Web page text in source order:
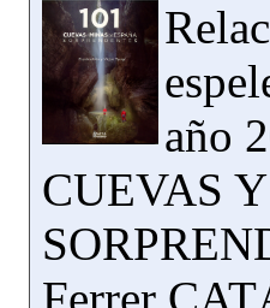
año
CUEVAS